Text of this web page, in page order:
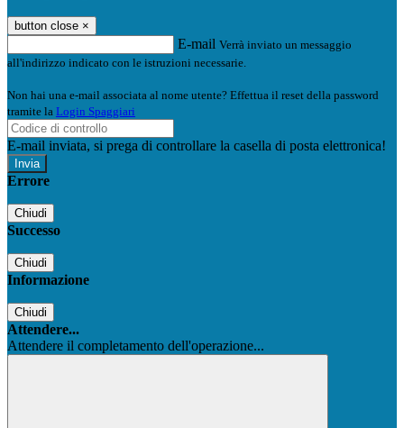
button close ×
E-mail Verrà inviato un messaggio
all'indirizzo indicato con le istruzioni necessarie.
Non hai una e-mail associata al nome utente? Effettua il reset della password
tramite la Login Spaggiari
E-mail inviata, si prega di controllare la casella di posta elettronica!
Errore
Chiudi
Successo
Chiudi
Informazione
Chiudi
Attendere...
Attendere il completamento dell'operazione...